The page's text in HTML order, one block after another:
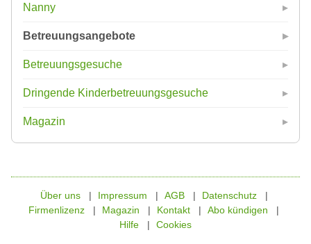
Nanny
Betreuungsangebote
Betreuungsgesuche
Dringende Kinderbetreuungsgesuche
Magazin
Über uns Impressum AGB
Datenschutz
Firmenlizenz
Magazin Kontakt
Abo kündigen
Hilfe
Cookies